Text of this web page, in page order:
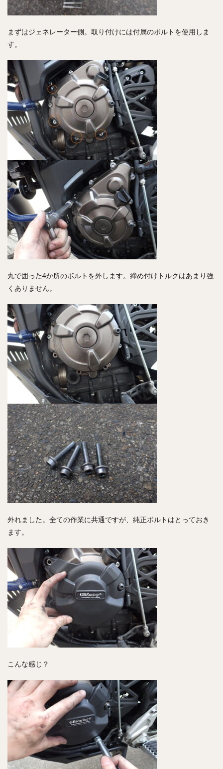
まずはジェネレーター側。取り付けには付属のボルトを使用しま
す。
丸で囲った4か所のボルトを外します。締め付けトルクはあまり強
くありません。
外れました。全ての作業に共通ですが、純正ボルトはとっておき
ます。
こんな感じ？